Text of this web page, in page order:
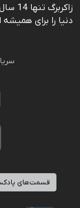
دنیا را برای
قسمت‌های